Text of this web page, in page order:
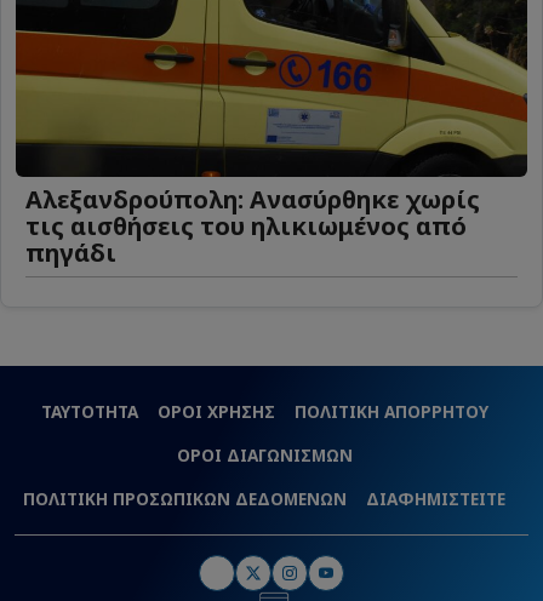
Αλεξανδρούπολη: Ανασύρθηκε χωρίς
τις αισθήσεις του ηλικιωμένος από
πηγάδι
ΤΑΥΤΟΤΗΤΑ ΟΡΟΙ ΧΡΗΣΗΣ
ΠΟΛΙΤΙΚΗ ΑΠΟΡΡΗΤΟΥ
ΟΡΟΙ ΔΙΑΓΩΝΙΣΜΩΝ
ΠΟΛΙΤΙΚΗ ΠΡΟΣΩΠΙΚΩΝ ΔΕΔΟΜΕΝΩΝ
ΔΙΑΦΗΜΙΣΤΕΙΤΕ